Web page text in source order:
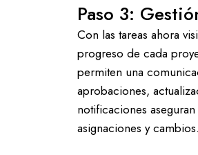
Paso 3:
Con las tareas ahora
progreso de cada
permiten una
aprobaciones,
notificaciones
asignaciones y cambios.